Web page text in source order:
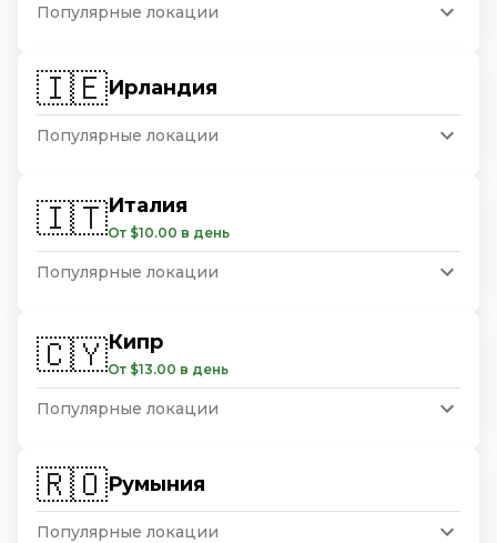
Популярные локации
🇮🇪Ирландия
Популярные локации
🇮🇹Италия
От $10.00 в день
Популярные локации
🇨🇾Кипр
От $13.00 в день
Популярные локации
🇷🇴Румыния
Популярные локации